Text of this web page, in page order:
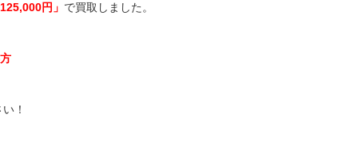
125,000円」 で買取しました。
！